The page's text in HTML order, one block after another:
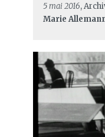
5 mai 2016,
Marie